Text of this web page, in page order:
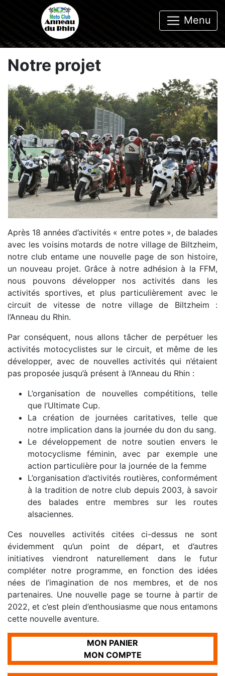
Menu
Notre projet
Après 18 années d’activités « entre potes », de balades
avec les voisins motards de notre village de Biltzheim,
notre club entame une nouvelle page de son histoire,
un nouveau projet. Grâce à notre adhésion à la FFM,
nous pouvons développer nos activités dans les
activités sportives, et plus particulièrement avec le
circuit de vitesse de notre village de Biltzheim :
l’Anneau du Rhin.
Par conséquent, nous allons tâcher de perpétuer les
activités motocyclistes sur le circuit, et même de les
développer, avec de nouvelles activités qui n’étaient
pas proposée jusqu’à présent à l’Anneau du Rhin :
L’organisation de nouvelles compétitions, telle
que l’Ultimate Cup.
La création de journées caritatives, telle que
notre implication dans la journée du don du sang.
Le développement de notre soutien envers le
motocyclisme féminin, avec par exemple une
action particulière pour la journée de la femme
L’organisation d’activités routières, conformément
à la tradition de notre club depuis 2003, à savoir
des balades entre membres sur les routes
alsaciennes.
Ces nouvelles activités citées ci-dessus ne sont
évidemment qu’un point de départ, et d’autres
initiatives viendront naturellement dans le futur
compléter notre programme, en fonction des idées
nées de l’imagination de nos membres, et de nos
partenaires. Une nouvelle page se tourne à partir de
2022, et c’est plein d’enthousiasme que nous entamons
cette nouvelle aventure.
MON PANIER
MON COMPTE